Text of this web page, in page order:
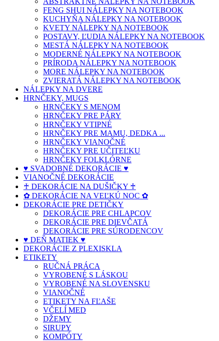
FENG SHUI NÁLEPKY NA NOTEBOOK
KUCHYŇA NÁLEPKY NA NOTEBOOK
KVETY NÁLEPKY NA NOTEBOOK
POSTAVY, ĽUDIA NÁLEPKY NA NOTEBOOK
MESTÁ NÁLEPKY NA NOTEBOOK
MODERNÉ NÁLEPKY NA NOTEBOOK
PRÍRODA NÁLEPKY NA NOTEBOOK
MORE NÁLEPKY NA NOTEBOOK
ZVIERATÁ NÁLEPKY NA NOTEBOOK
NÁLEPKY NA DVERE
HRNČEKY, MUGS
HRNČEKY S MENOM
HRNČEKY PRE PÁRY
HRNČEKY VTIPNÉ
HRNČEKY PRE MAMU, DEDKA ...
HRNČEKY VIANOČNÉ
HRNČEKY PRE UČITEĽKU
HRNČEKY FOLKLÓRNE
♥ SVADOBNÉ DEKORÁCIE ♥
VIANOČNÉ DEKORÁCIE
♰ DEKORÁCIE NA DUŠIČKY ♰
✿ DEKORÁCIE NA VEĽKÚ NOC ✿
DEKORÁCIE PRE DETIČKY
DEKORÁCIE PRE CHLAPCOV
DEKORÁCIE PRE DIEVČATÁ
DEKORÁCIE PRE SÚRODENCOV
♥ DEŇ MATIEK ♥
DEKORÁCIE Z PLEXISKLA
ETIKETY
RUČNÁ PRÁCA
VYROBENÉ S LÁSKOU
VYROBENÉ NA SLOVENSKU
VIANOČNÉ
ETIKETY NA FĽAŠE
VČELÍ MED
DŽEMY
SIRUPY
KOMPÓTY